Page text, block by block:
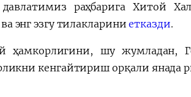
раҳбарига Хитой
энг эзгу тилаклариниетказди.
ҳамкорлигини, шу жумладан,
кенгайтириш орқали янада